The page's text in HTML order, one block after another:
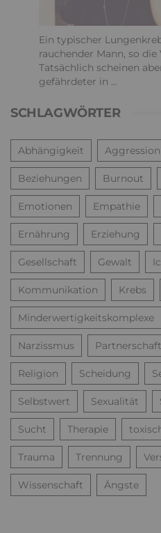
Ein typischer
rauchender Mann, so
Tatsächlich scheinen
gefährdeter in ...
SCHLAGWÖRTER
Abhängigkeit Aggression
Beziehungen Burnout
Emotionen Empathie
Ernährung Erziehung
Gesellschaft Gewalt
Kommunikation Krebs
Minderwertigkeitskomplexe
Narzissmus Partnerschaft
Religion Scheidung
Selbstwert Sexualität
Sucht Therapie
Trauma Trennung
Wissenschaft Ängste